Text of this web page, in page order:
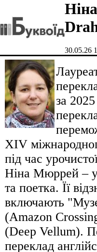
30.05.26
за
XIV
під час
Ніна Мюррей –
та поетка. Її
включають
(Amazon
(Deep Vellum).
переклад